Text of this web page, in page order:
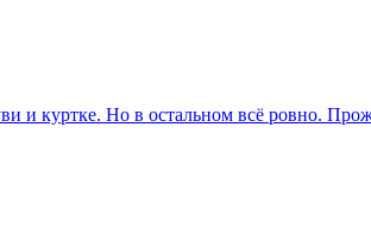
и куртке. Но в остальном всё ровно.